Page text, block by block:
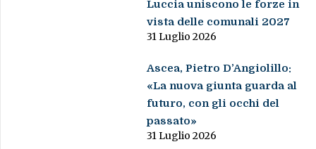
Luccia uniscono le forze in
vista delle comunali 2027
31 Luglio 2026
Ascea, Pietro D’Angiolillo:
«La nuova giunta guarda al
futuro, con gli occhi del
passato»
31 Luglio 2026